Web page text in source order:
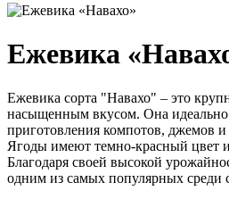
Ежевика
Ежевика сорта "Навахо" – это
насыщенным вкусом. Она идеально
приготовления компотов, джемов и
Ягоды имеют темно-красный цвет
Благодаря своей высокой
одним из самых популярных среди